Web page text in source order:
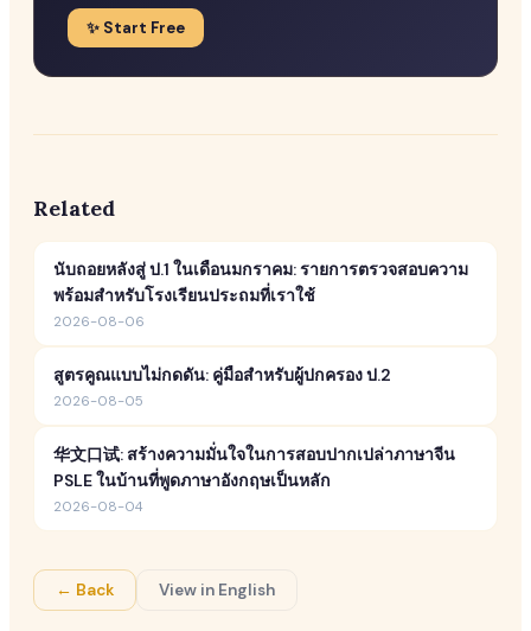
✨ Start Free
Related
นับถอยหลังสู่ ป.1 ในเดือนมกราคม: รายการตรวจสอบความ
พร้อมสำหรับโรงเรียนประถมที่เราใช้
2026-08-06
สูตรคูณแบบไม่กดดัน: คู่มือสำหรับผู้ปกครอง ป.2
2026-08-05
华文口试: สร้างความมั่นใจในการสอบปากเปล่าภาษาจีน
PSLE ในบ้านที่พูดภาษาอังกฤษเป็นหลัก
2026-08-04
← Back View in English